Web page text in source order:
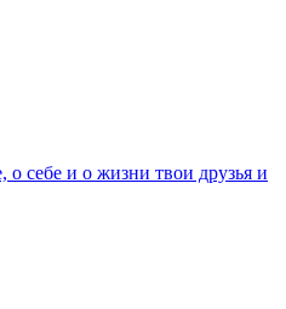
о себе и о жизни твои друзья и